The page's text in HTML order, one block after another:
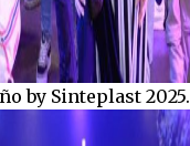
by Sinteplast 2025.